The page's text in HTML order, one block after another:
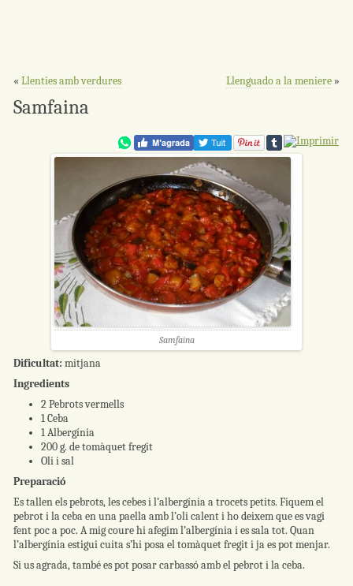
« Llenties amb verdures Llenguado a la meniere»
Samfaina
Samfaina
Dificultat: mitjana
Ingredients
2 Pebrots vermells
1 Ceba
1 Albergínia
200 g. de tomàquet fregit
Oli i sal
Preparació
Es tallen els pebrots, les cebes i l’albergínia a trocets petits. Fiquem el
pebrot i la ceba en una paella amb l’oli calent i ho deixem que es vagi
fent poc a poc. A mig coure hi afegim l’albergínia i es sala tot. Quan
l’albergínia estigui cuita s’hi posa el tomàquet fregit i ja es pot menjar.
Si us agrada, també es pot posar carbassó amb el pebrot i la ceba.